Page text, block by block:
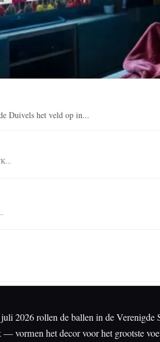
Duivels het veld op in...
2026 rollen de ballen in de
vormen het decor voor het grootste